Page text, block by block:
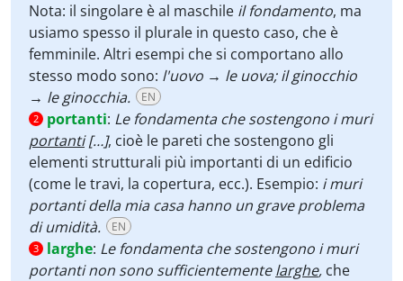
Nota: il singolare è al maschile il fondamento, ma
usiamo spesso il plurale in questo caso, che è
femminile. Altri esempi che si comportano allo
stesso modo sono: l'uovo → le uova; il ginocchio
→ le ginocchia.
EN
2 portanti: Le fondamenta che sostengono i muri
portanti[…], cioè le pareti che sostengono gli
elementi strutturali più importanti di un edificio
(come le travi, la copertura, ecc.). Esempio: i muri
portanti della mia casa hanno un grave problema
di umidità.
EN
3 larghe: Le fondamenta che sostengono i muri
portanti non sono sufficientementelarghe, che